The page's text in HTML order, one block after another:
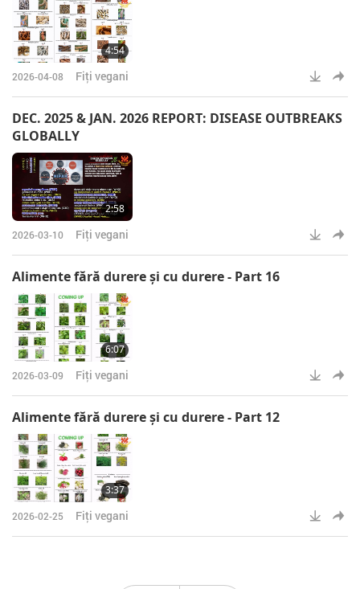
4:54
2026-04-08 Fiţi vegani
DEC. 2025 & JAN. 2026 REPORT: DISEASE OUTBREAKS
GLOBALLY
2:58
2026-03-10 Fiţi vegani
Alimente fără durere şi cu durere - Part 16
6:07
2026-03-09 Fiţi vegani
Alimente fără durere şi cu durere - Part 12
3:37
2026-02-25 Fiţi vegani